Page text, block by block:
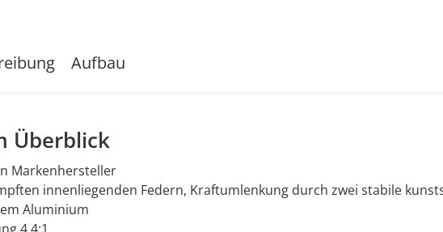
Überblick
Markenhersteller
innenliegenden Federn, Kraftumlenkung durch zwei stabile
Aluminium
Aufbau